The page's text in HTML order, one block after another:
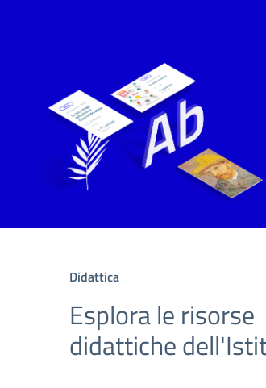
Didattica
Esplora le risorse
didattiche